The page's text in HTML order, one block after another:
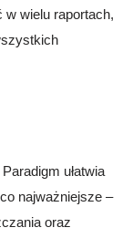
wielu raportach,
ułatwia
najważniejsze –
oraz